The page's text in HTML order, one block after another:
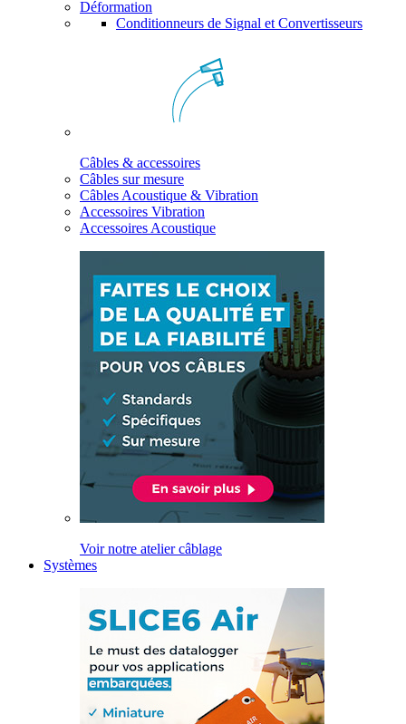
Déformation
Conditionneurs de Signal et Convertisseurs
Câbles & accessoires
Câbles sur mesure
Câbles Acoustique & Vibration
Accessoires Vibration
Accessoires Acoustique
Voir notre atelier câblage
Systèmes